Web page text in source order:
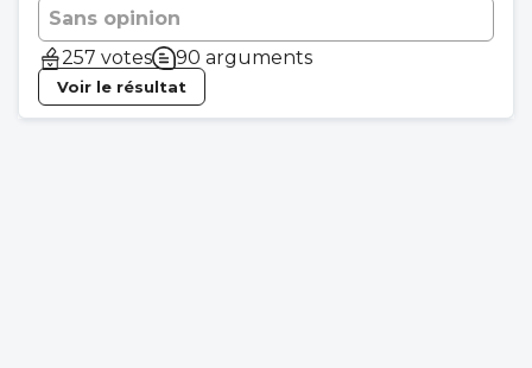
Sans opinion
257 votes
90 arguments
Voir le résultat